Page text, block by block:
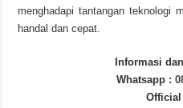
menghadapi tantangan teknologi
handal dan cepat.
Informasi
Whatsapp :
Official